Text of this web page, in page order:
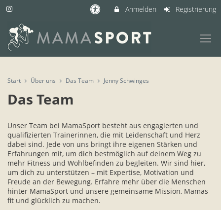
Anmelden Registrierung
Start Über uns Das Team Jenny Schwinges
Das Team
Unser Team bei MamaSport besteht aus engagierten und
qualifizierten Trainerinnen, die mit Leidenschaft und Herz
dabei sind. Jede von uns bringt ihre eigenen Stärken und
Erfahrungen mit, um dich bestmöglich auf deinem Weg zu
mehr Fitness und Wohlbefinden zu begleiten. Wir sind hier,
um dich zu unterstützen – mit Expertise, Motivation und
Freude an der Bewegung. Erfahre mehr über die Menschen
hinter MamaSport und unsere gemeinsame Mission, Mamas
fit und glücklich zu machen.